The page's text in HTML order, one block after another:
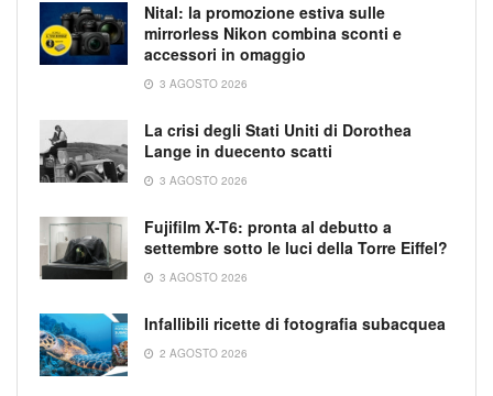
Nital: la promozione estiva sulle
mirrorless Nikon combina sconti e
accessori in omaggio
3 AGOSTO 2026
La crisi degli Stati Uniti di Dorothea
Lange in duecento scatti
3 AGOSTO 2026
Fujifilm X-T6: pronta al debutto a
settembre sotto le luci della Torre Eiffel?
3 AGOSTO 2026
Infallibili ricette di fotografia subacquea
2 AGOSTO 2026